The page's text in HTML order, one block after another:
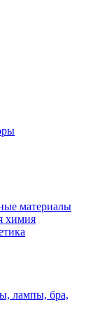
материалы
химия
лампы, бра,